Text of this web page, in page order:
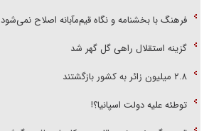
فرهنگ با بخشنامه و نگاه قیم‌مآبانه اصلاح نمی‌شود
گزینه استقلال راهی گل گهر شد
۲.۸ میلیون زائر به کشور بازگشتند
توطئه علیه دولت اسپانیا؟!